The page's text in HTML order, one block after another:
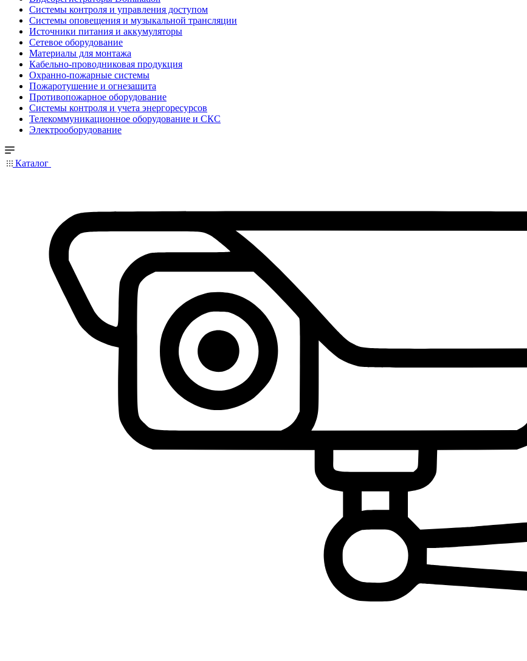
Системы контроля и управления доступом
Системы оповещения и музыкальной трансляции
Источники питания и аккумуляторы
Сетевое оборудование
Материалы для монтажа
Кабельно-проводниковая продукция
Охранно-пожарные системы
Пожаротушение и огнезащита
Противопожарное оборудование
Системы контроля и учета энергоресурсов
Телекоммуникационное оборудование и СКС
Электрооборудование
Каталог